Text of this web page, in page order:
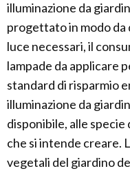
illuminazione da
progettato in modo
luce necessari, il
lampade da applicare
standard di risparmio
illuminazione da
disponibile, alle
che si intende creare.
vegetali del giardino